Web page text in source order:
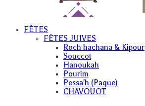
FÊTES
FÊTES JUIVES
Roch hachana & Kipour
Souccot
Hanoukah
Pourim
Pessa'h (Paque)
CHAVOUOT